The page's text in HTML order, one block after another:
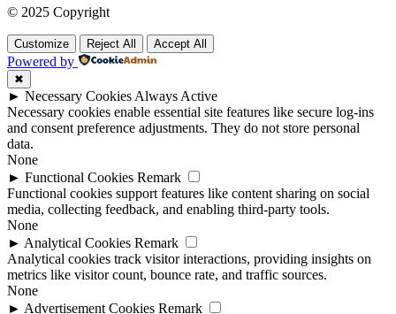
© 2025 Copyright
Customize Reject All Accept All
Powered by
✖
► Necessary Cookies Always Active
Necessary cookies enable essential site features like secure log-ins
and consent preference adjustments. They do not store personal
data.
None
► Functional Cookies Remark
Functional cookies support features like content sharing on social
media, collecting feedback, and enabling third-party tools.
None
► Analytical Cookies Remark
Analytical cookies track visitor interactions, providing insights on
metrics like visitor count, bounce rate, and traffic sources.
None
► Advertisement Cookies Remark